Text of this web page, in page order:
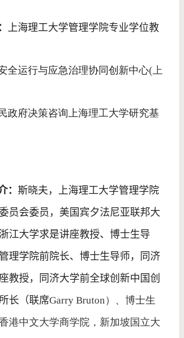
上海理工大学管理学院专业学位教
全运行与应急治理协同创新中心(上
政府决策咨询上海理工大学研究基
： 斯晓夫，上海理工大学管理学院
员会委员，美国宾夕法尼亚联邦大
江大学求是讲座教授、博士生导
理学院前院长、博士生导师，同济
教授，同济大学前全球创新中国创
长（联席Garry Bruton）、博士生
港中文大学商学院，新加坡国立大